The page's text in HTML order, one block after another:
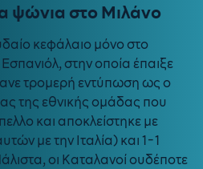
ψώνια στο Μιλάνο
κεφάλαιο μόνο στο
στην οποία έπαιξε
τρομερή εντύπωση ως ο
της εθνικής ομάδας που
και αποκλείστηκε με
με την Ιταλία) και 1-1
οι Καταλανοί ουδέποτε